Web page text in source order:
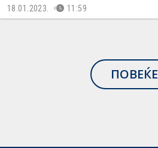
18.01.2023. 11:59
ПОВЕЌЕ